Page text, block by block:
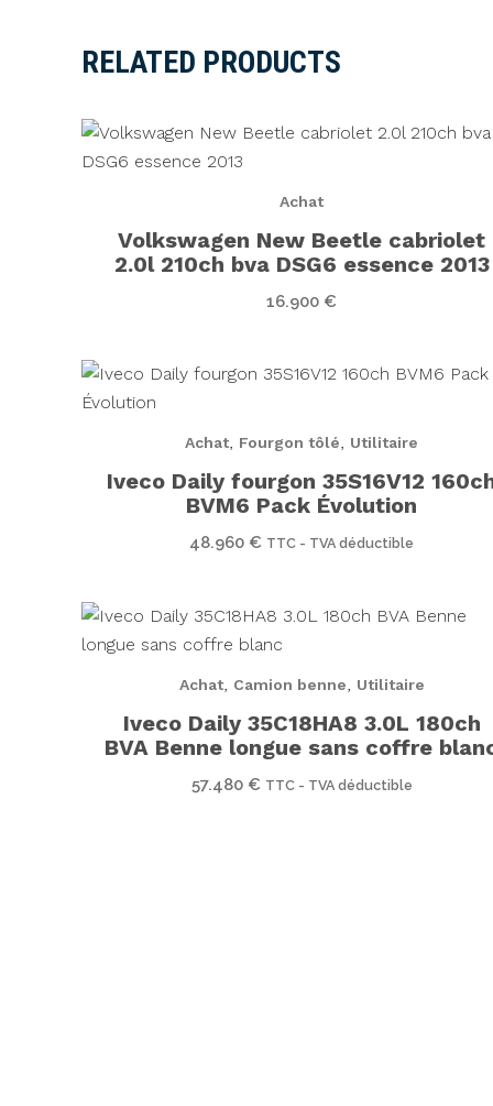
RELATED PRODUCTS
Achat
Volkswagen New Beetle cabriolet
2.0l 210ch bva DSG6 essence 2013
16.900 €
Achat, Fourgon tôlé, Utilitaire
Iveco Daily fourgon 35S16V12
BVM6 Pack Évolution
48.960 € TTC - TVA déductible
Achat, Camion benne, Utilitaire
Iveco Daily 35C18HA8 3.0L 180ch
BVA Benne longue sans coffre
57.480 € TTC - TVA déductible